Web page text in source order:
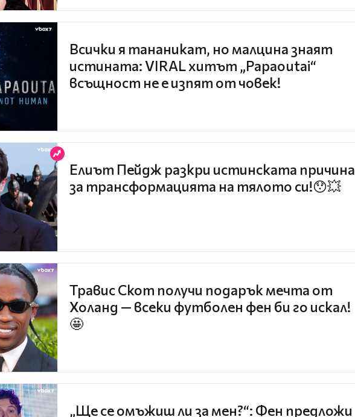
Всички я тананикат, но малцина знаят
истината: VIRAL хитът „Papaoutai“
всъщност не е изпят от човек!
Елиът Пейдж разкри истинската причина
за трансформацията на тялото си!😯💥
Травис Скот получи подарък мечта от
Холанд — всеки футболен фен би го искал!
🤩
„Ще се омъжиш ли за мен?“: Фен предложи